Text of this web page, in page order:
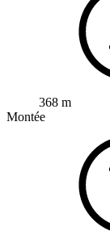
368 m
Montée